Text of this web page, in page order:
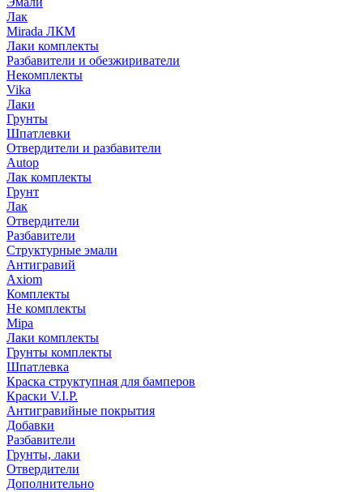
Лак
Mirada ЛКМ
Лаки комплекты
Разбавители и обезжириватели
Некомплекты
Vika
Лаки
Грунты
Шпатлевки
Отвердители и разбавители
Autop
Лак комплекты
Грунт
Лак
Отвердители
Разбавители
Структурные эмали
Антигравий
Axiom
Комплекты
Не комплекты
Mipa
Лаки комплекты
Грунты комплекты
Шпатлевка
Краска структупная для бамперов
Краски V.I.P.
Антигравийные покрытия
Добавки
Разбавители
Грунты, лаки
Отвердители
Дополнительно